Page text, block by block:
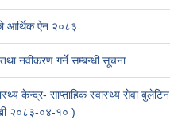
आर्थिक ऐन २०८३
नवीकरण गर्ने सम्बन्धी सूचना
केन्द्र- साप्ताहिक स्वास्थ्य सेवा बुलेटिन
२०८३-०४-१० )